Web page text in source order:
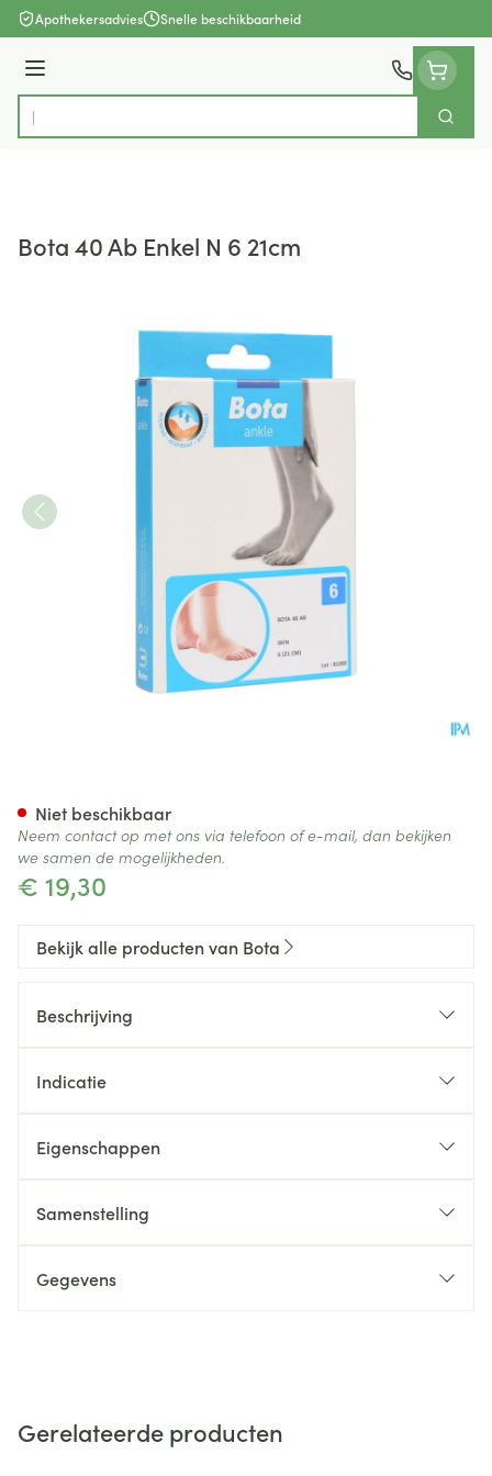
Ga naar de inhoud
Apothekersadvies Snelle beschikbaarheid
Menu
Product, merk, categorie...
Zoek
Bota 40 Ab Enkel N 6 21cm
€ 19,30
Niet beschikbaar
Neem contact op met ons via telefoon of e-mail, dan bekijken
we samen de mogelijkheden.
Bekijk alle producten van Bota
Beschrijving
Indicatie
Eigenschappen
Samenstelling
Gegevens
Gerelateerde producten